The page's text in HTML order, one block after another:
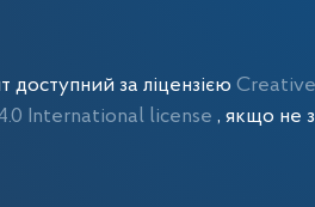
доступний за ліцензією
International license , якщо не